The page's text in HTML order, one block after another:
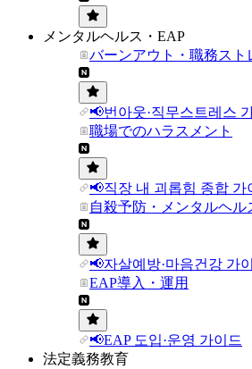
メンタルヘルス・EAP
バーンアウト・職務スト
📢번아웃·직무스트레스
職場でのハラスメント
📢직장 내 괴롭힘 종합 가
自殺予防・メンタルヘル
📢자살예방·마음건강 가
EAP導入・運用
📢EAP 도입·운영 가이드
法定義務教育